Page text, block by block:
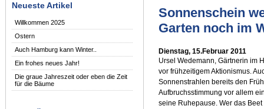
Neueste Artikel
Willkommen 2025
Ostern
Auch Hamburg kann Winter..
Ein frohes neues Jahr!
Die graue Jahreszeit oder eben die Zeit
für die Bäume
Sonnenschein
Garten noch im
Dienstag, 15.Februar 2011
Ursel Wedemann, Gärtnerin im
vor frühzeitigem Aktionismus.
Sonnenstrahlen bereits den
Aufbruchsstimmung vor allem
seine Ruhepause. Wer das